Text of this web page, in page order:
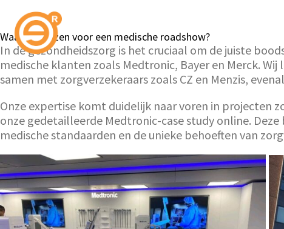
Waarom kiezen voor een medische roadshow?
In de gezondheidszorg is het cruciaal om de juiste
medische klanten zoals Medtronic, Bayer en Merck.
samen met zorgverzekeraars zoals CZ en Menzis,
Onze expertise komt duidelijk naar voren in projecten
onze gedetailleerde Medtronic-case study online.
medische standaarden en de unieke behoeften van